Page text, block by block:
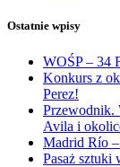
Ostatnie wpisy
WOŚP – 34
Konkurs z
Perez!
Przewodnik.
Avila i
Madrid Río
Pasaż sztuki